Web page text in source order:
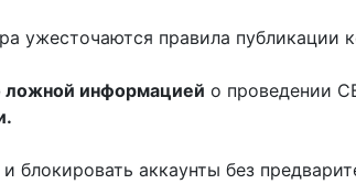
ужесточаются правила публикации
ложной информацией о проведении
аккаунты без